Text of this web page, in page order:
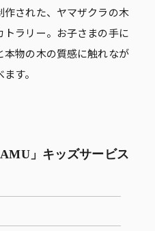
作された、ヤマザクラの木
ラリー。お子さまの手に
物の木の質感に触れなが
す。
」キッズサービス